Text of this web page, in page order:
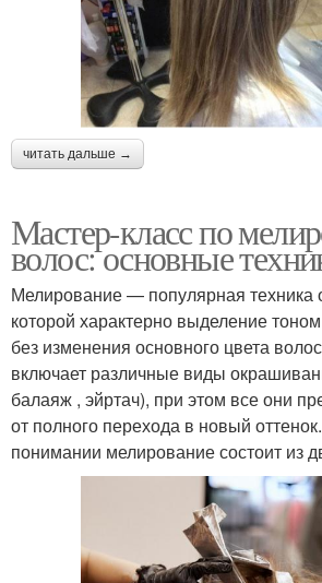
читать дальше →
Мастер-класс по
волос: основные
Мелирование — популярная техника
которой характерно выделение
без изменения основного цвета
включает различные виды
балаяж , эйртач), при этом все они
от полного перехода в новый
понимании мелирование состоит из